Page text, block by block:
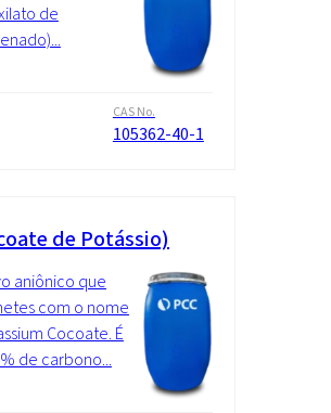
de
CAS No.
105362-40-1
de Potássio)
aniônico que
com o nome
Cocoate. É
de carbono...